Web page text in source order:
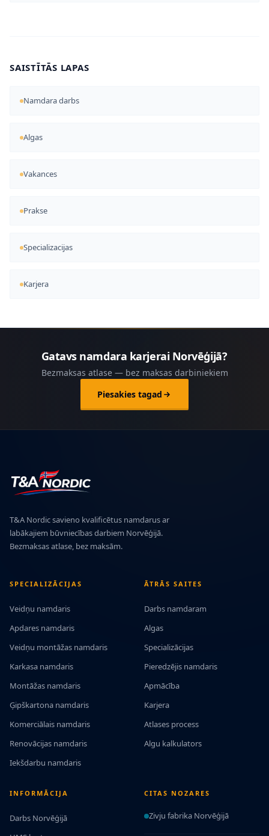
SAISTĪTĀS LAPAS
Namdara darbs
Algas
Vakances
Prakse
Specializacijas
Karjera
Gatavs namdara karjerai Norvēģijā?
Bezmaksas atlase — bez maksas darbiniekiem
Piesakies tagad
T&A Nordic savieno kvalificētus namdarus ar
labākajiem būvniecības darbiem Norvēģijā.
Bezmaksas atlase, bez maksām.
SPECIALIZĀCIJAS
Veidņu namdaris
Apdares namdaris
Veidņu montāžas namdaris
Karkasa namdaris
Montāžas namdaris
Ģipškartona namdaris
Komerciālais namdaris
Renovācijas namdaris
Iekšdarbu namdaris
ĀTRĀS SAITES
Darbs namdaram
Algas
Specializācijas
Pieredzējis namdaris
Apmācība
Karjera
Atlases process
Algu kalkulators
INFORMĀCIJA
Darbs Norvēģijā
CITAS NOZARES
Zivju fabrika Norvēģijā